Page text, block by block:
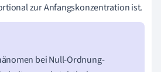
zur Anfangskonzentration ist.
bei Null-Ordnung-